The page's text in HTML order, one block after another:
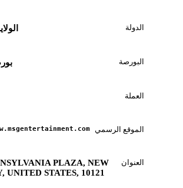
الدولة
البورصة
العملة
الموقع الرسمي
العنوان
PLAZA, NEW
UNITED STATES, 10121